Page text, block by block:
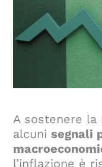
A sostenere
alcunisegnali
l’inflazione è